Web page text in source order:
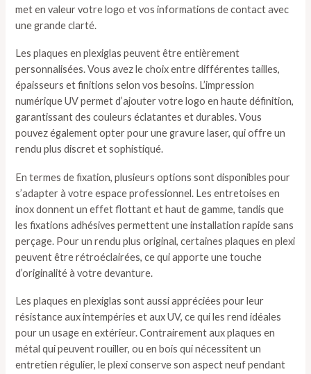
met en valeur votre logo et vos informations de contact avec
une grande clarté.
Les plaques en plexiglas peuvent être entièrement
personnalisées. Vous avez le choix entre différentes tailles,
épaisseurs et finitions selon vos besoins. L’impression
numérique UV permet d’ajouter votre logo en haute définition,
garantissant des couleurs éclatantes et durables. Vous
pouvez également opter pour une gravure laser, qui offre un
rendu plus discret et sophistiqué.
En termes de fixation, plusieurs options sont disponibles pour
s’adapter à votre espace professionnel. Les entretoises en
inox donnent un effet flottant et haut de gamme, tandis que
les fixations adhésives permettent une installation rapide sans
perçage. Pour un rendu plus original, certaines plaques en plexi
peuvent être rétroéclairées, ce qui apporte une touche
d’originalité à votre devanture.
Les plaques en plexiglas sont aussi appréciées pour leur
résistance aux intempéries et aux UV, ce qui les rend idéales
pour un usage en extérieur. Contrairement aux plaques en
métal qui peuvent rouiller, ou en bois qui nécessitent un
entretien régulier, le plexi conserve son aspect neuf pendant